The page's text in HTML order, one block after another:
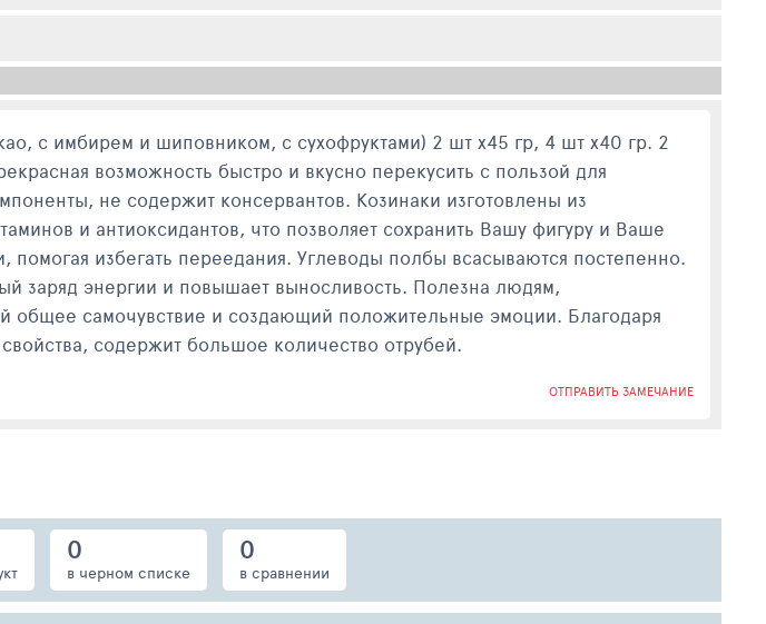
с имбирем и шиповником, с сухофруктами) 2 шт х45 гр, 4 шт х40 гр. 2
возможность быстро и вкусно перекусить с пользой для
не содержит консервантов. Козинаки изготовлены из
и антиоксидантов, что позволяет сохранить Вашу фигуру и Ваше
избегать переедания. Углеводы полбы всасываются постепенно.
заряд энергии и повышает выносливость. Полезна людям,
самочувствие и создающий положительные эмоции. Благодаря
содержит большое количество отрубей.
ОТПРАВИТЬ ЗАМЕЧАНИЕ
0
в черном списке
0
в сравнении